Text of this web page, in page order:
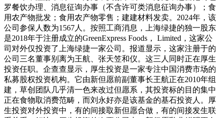
罗餐饮办理、消息征询办事（不含许可类消息征询办事）；食
用农产物批发；食用农产物零售；建建材料发卖。2024年，该
公司参保人数为1567人。按照工商消息，上海绿捷的独一股东
是2018年于注册成立的GreenExpress Foods， Limited，这家公
司对外仅投资了上海绿捷一家公司。报道显示，这家注册于的
公司三名董事别离为王航、张天笠和仪。这三人同时正在厚生
投资任职。企查查显示，厚生投资是一家专注中国消费市场的
私募股权投资机构。它由新但愿前副董事长王航正在2010年组
建，草创团队几乎清一色来改过但愿系，其投资标的目的集中
正在食物取消费范畴，而刘永好亦是该基金的基石投资人。厚
生投资对外投资中，有的间接取新但愿合做，有的间接发生联